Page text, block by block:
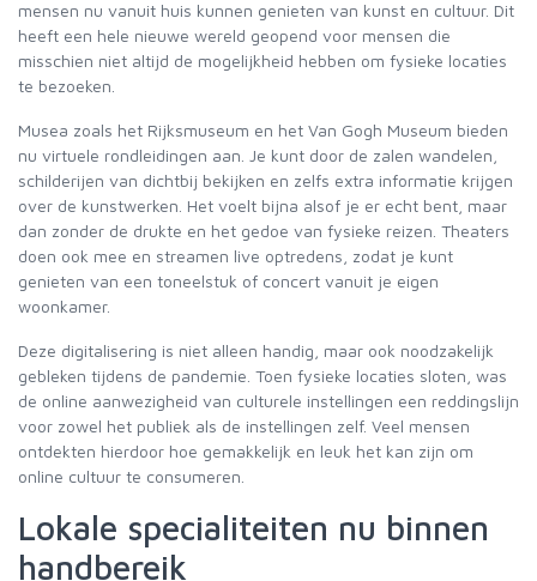
mensen nu vanuit huis kunnen genieten van kunst en cultuur. Dit
heeft een hele nieuwe wereld geopend voor mensen die
misschien niet altijd de mogelijkheid hebben om fysieke locaties
te bezoeken.
Musea zoals het Rijksmuseum en het Van Gogh Museum bieden
nu virtuele rondleidingen aan. Je kunt door de zalen wandelen,
schilderijen van dichtbij bekijken en zelfs extra informatie krijgen
over de kunstwerken. Het voelt bijna alsof je er echt bent, maar
dan zonder de drukte en het gedoe van fysieke reizen. Theaters
doen ook mee en streamen live optredens, zodat je kunt
genieten van een toneelstuk of concert vanuit je eigen
woonkamer.
Deze digitalisering is niet alleen handig, maar ook noodzakelijk
gebleken tijdens de pandemie. Toen fysieke locaties sloten, was
de online aanwezigheid van culturele instellingen een reddingslijn
voor zowel het publiek als de instellingen zelf. Veel mensen
ontdekten hierdoor hoe gemakkelijk en leuk het kan zijn om
online cultuur te consumeren.
Lokale specialiteiten nu binnen
handbereik